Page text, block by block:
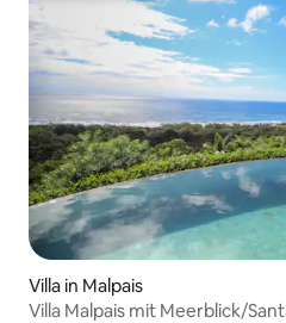
Villa in Malpais
Villa Malpais mit Meerblick/